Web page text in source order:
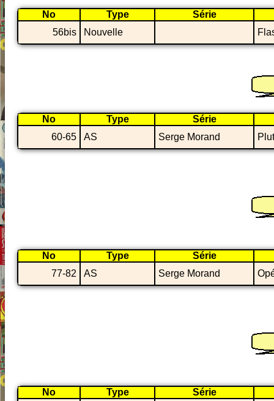
No Type
Série
56bis
Nouvelle
No Type
Série
60-65
AS Serge Morand
No Type
Série
77-82
AS Serge Morand
No Type
Série